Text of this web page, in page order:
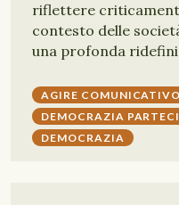
riflettere
contesto delle
una profonda
AGIRE COMUNICATIVO
DEMOCRAZIA
DEMOCRAZIA